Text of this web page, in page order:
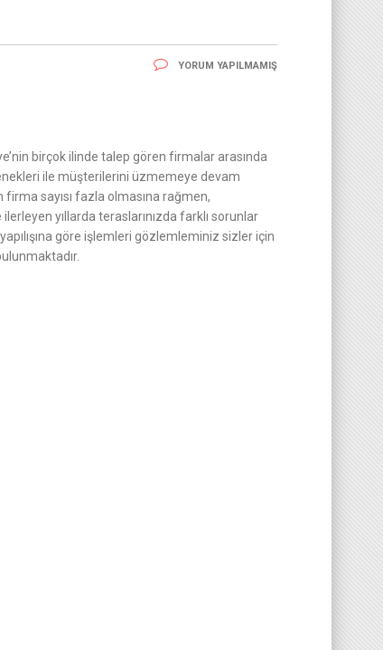
YORUM YAPILMAMIŞ
birçok ilinde talep gören firmalar arasında
ile müşterilerini üzmemeye devam
sayısı fazla olmasına rağmen,
yıllarda teraslarınızda farklı sorunlar
göre işlemleri gözlemleminiz sizler için